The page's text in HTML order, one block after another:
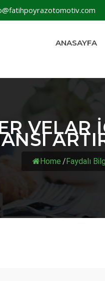
ANASAYFA
VELAR
Home /Faydalı